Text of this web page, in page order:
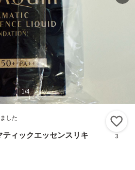
1/4
した
ィックエッセンスリキ
3